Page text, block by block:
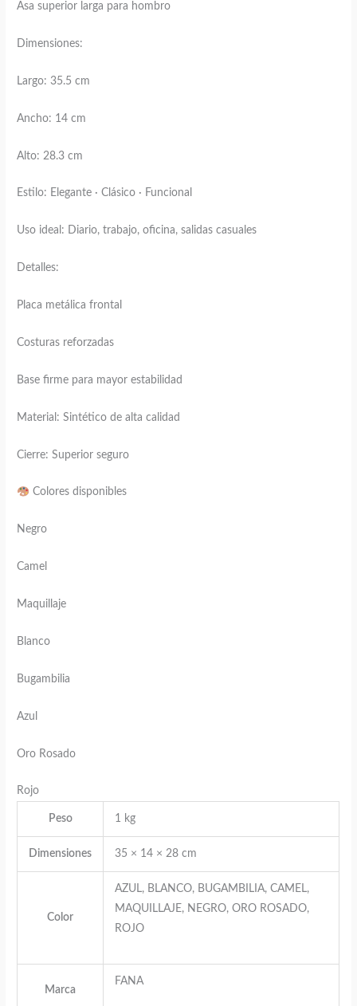
Asa superior larga para hombro
Dimensiones:
Largo: 35.5 cm
Ancho: 14 cm
Alto: 28.3 cm
Estilo: Elegante · Clásico · Funcional
Uso ideal: Diario, trabajo, oficina, salidas casuales
Detalles:
Placa metálica frontal
Costuras reforzadas
Base firme para mayor estabilidad
Material: Sintético de alta calidad
Cierre: Superior seguro
Colores disponibles
Negro
Camel
Maquillaje
Blanco
Bugambilia
Azul
Oro Rosado
Rojo
Peso 1 kg
Dimensiones 35 × 14 × 28 cm
Color
AZUL, BLANCO, BUGAMBILIA, CAMEL,
MAQUILLAJE, NEGRO, ORO ROSADO,
ROJO
Marca
FANA